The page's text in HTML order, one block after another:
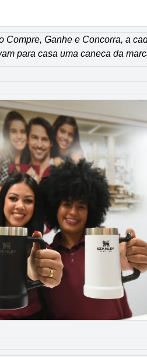
Compre, Ganhe e Concorra, a
para casa uma caneca da